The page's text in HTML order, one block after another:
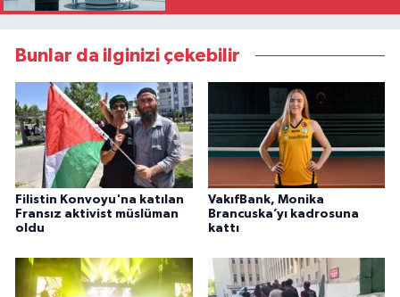
Bunlar da ilginizi çekebilir
Filistin Konvoyu'na katılan
Fransız aktivist müslüman
oldu
VakıfBank, Monika
Brancuska’yı kadrosuna
kattı